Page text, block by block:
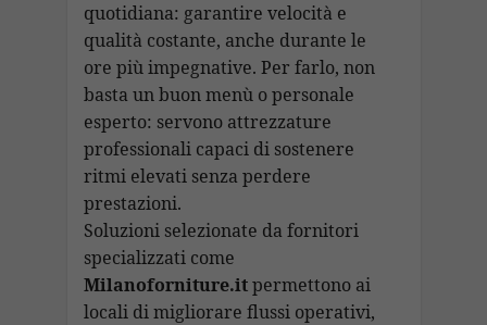
o
o
k
A
p
p
a
m
dI
n
l l y
Li
n
k
di
vi
di
quotidiana: garantire velocità e
qualità costante, anche durante le
ore più impegnative. Per farlo, non
basta un buon menù o personale
esperto: servono attrezzature
professionali capaci di sostenere
ritmi elevati senza perdere
prestazioni.
Soluzioni selezionate da fornitori
specializzati come
Milanoforniture.itpermettono ai
locali di migliorare flussi operativi,